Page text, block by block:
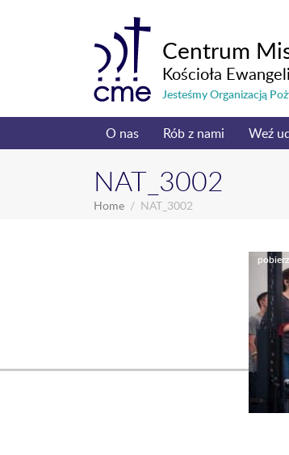
Centrum
Kościoła
Jesteśmy Organizacją
O nas Rób z nami Weź
NAT_3002
Home NAT_3002